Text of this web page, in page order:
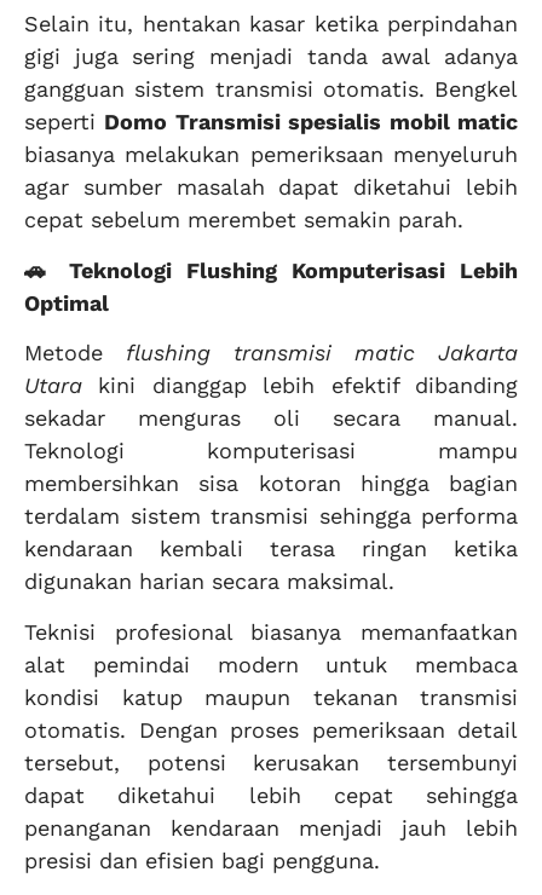
Selain itu, hentakan kasar ketika perpindahan
gigi juga sering menjadi tanda awal adanya
gangguan sistem transmisi otomatis. Bengkel
seperti Domo Transmisi spesialis mobil matic
biasanya melakukan pemeriksaan menyeluruh
agar sumber masalah dapat diketahui lebih
cepat sebelum merembet semakin parah.
🚗 Teknologi Flushing Komputerisasi Lebih
Optimal
Metode flushing transmisi matic Jakarta
Utara kini dianggap lebih efektif dibanding
sekadar menguras oli secara manual.
Teknologi komputerisasi mampu
membersihkan sisa kotoran hingga bagian
terdalam sistem transmisi sehingga performa
kendaraan kembali terasa ringan ketika
digunakan harian secara maksimal.
Teknisi profesional biasanya memanfaatkan
alat pemindai modern untuk membaca
kondisi katup maupun tekanan transmisi
otomatis. Dengan proses pemeriksaan detail
tersebut, potensi kerusakan tersembunyi
dapat diketahui lebih cepat sehingga
penanganan kendaraan menjadi jauh lebih
presisi dan efisien bagi pengguna.